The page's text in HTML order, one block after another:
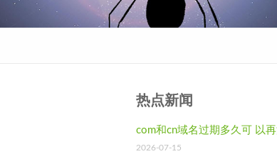
热点新闻
com和cn域名过期多久可 以
2026-07-15